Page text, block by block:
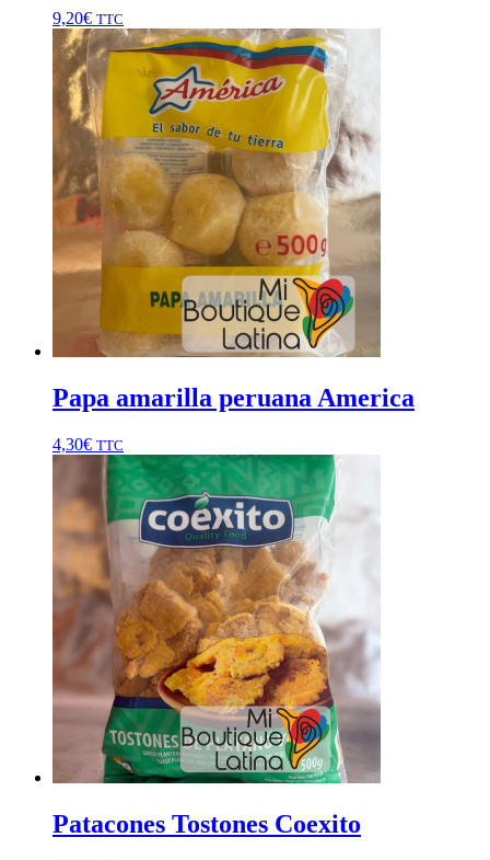
9,20€ TTC
Papa amarilla peruana America
4,30€ TTC
Patacones Tostones Coexito